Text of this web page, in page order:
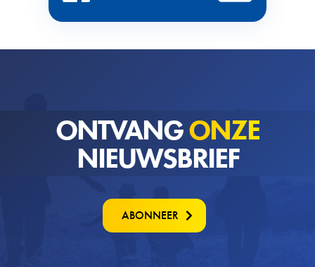
ONTVANGONZE
NIEUWSBRIEF
ABONNEER